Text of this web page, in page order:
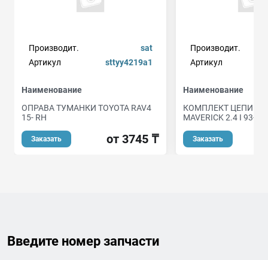
Производит.
sat
Артикул
sttyy4219a1
Наименование
ОПРАВА ТУМАНКИ TOYOTA RAV4
15- RH
Заказать от 3745 ₸
Производит.
Артикул
Наименование
КОМПЛЕКТ ЦЕПИ
MAVERICK 2.4 I 93-98
Заказать
Введите номер запчасти